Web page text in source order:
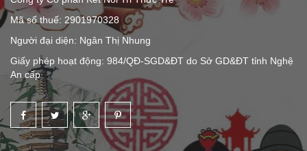
Mã số thuế: 2901970328
Người đại diện: Ngân Thị Nhung
Giấy phép hoạt động: 984/QĐ-SGD&ĐT do Sở GD&ĐT tỉnh Nghệ
An cấp